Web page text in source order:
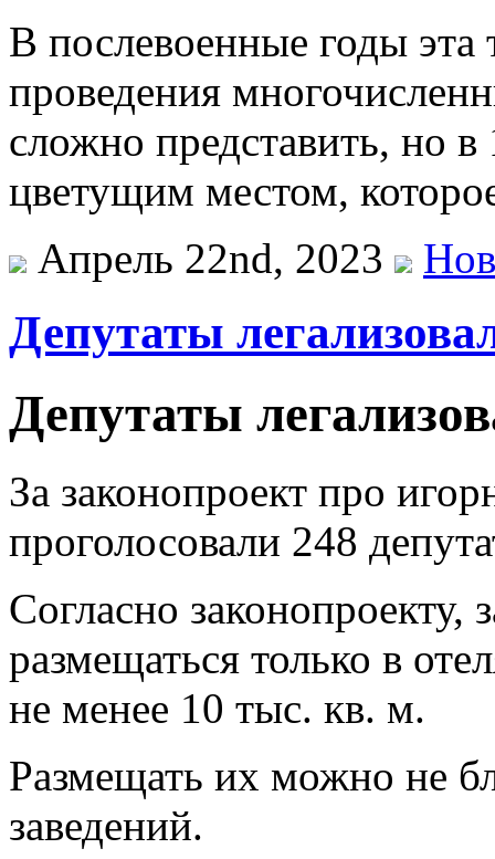
В послевоенные годы эта
проведения
сложно представить, но
цветущим местом,
Апрель 22nd, 2023
Депутаты
Депутаты
За законопроект про
проголосовали 248
Согласно законопроекту,
размещаться только в
не менее 10 тыс. кв. м.
Размещать их можно не
заведений.